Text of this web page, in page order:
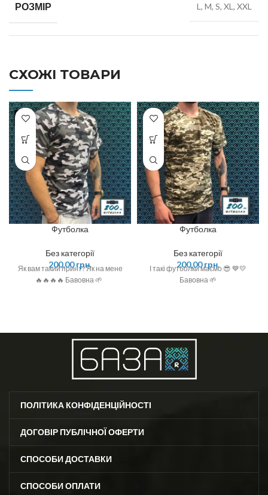
РОЗМІР L, M, S, XL, XXL
СХОЖІ ТОВАРИ
Футболка
Без категорії
200,00грн.
Як вам такий принт? Як на мене
🔥🔥🔥🔥 Бавовна 🌱
Футболка
Без категорії
200,00грн.
І такі футболки маємо 😎 💙💛
Бавовна 🌱
ПОЛІТИКА КОНФІДЕНЦІЙНОСТІ
ДОГОВІР ПУБЛІЧНОЇ ОФЕРТИ
СПОСОБИ ДОСТАВКИ
СПОСОБИ ОПЛАТИ